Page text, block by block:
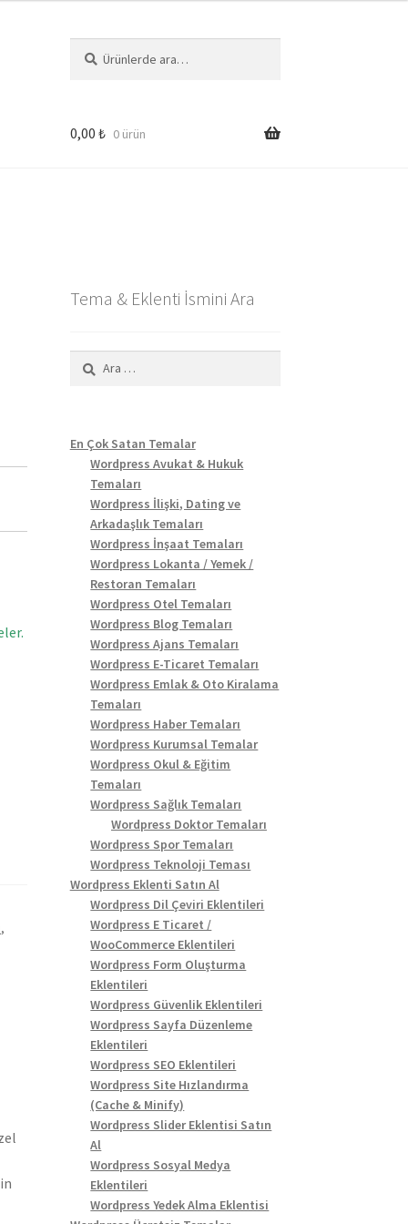
0,00 ₺ 0 ürün
,
Tema & Eklenti İsmini Ara
Arama:
En Çok Satan Temalar
Wordpress Avukat & Hukuk
Temaları
Wordpress İlişki, Dating ve
Arkadaşlık Temaları
Wordpress İnşaat Temaları
Wordpress Lokanta / Yemek /
Restoran Temaları
Wordpress Otel Temaları
Wordpress Blog Temaları
Wordpress Ajans Temaları
Wordpress E-Ticaret Temaları
Wordpress Emlak & Oto Kiralama
Temaları
Wordpress Haber Temaları
Wordpress Kurumsal Temalar
Wordpress Okul & Eğitim
Temaları
Wordpress Sağlık Temaları
Wordpress Doktor Temaları
Wordpress Spor Temaları
Wordpress Teknoloji Teması
Wordpress Eklenti Satın Al
Wordpress Dil Çeviri Eklentileri
Wordpress E Ticaret /
WooCommerce Eklentileri
Wordpress Form Oluşturma
Eklentileri
Wordpress Güvenlik Eklentileri
Wordpress Sayfa Düzenleme
Eklentileri
Wordpress SEO Eklentileri
Wordpress Site Hızlandırma
(Cache & Minify)
Wordpress Slider Eklentisi Satın
Al
Wordpress Sosyal Medya
Eklentileri
Wordpress Yedek Alma Eklentisi